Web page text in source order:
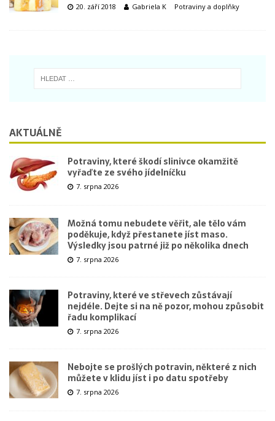
20. září 2018 Gabriela K Potraviny a doplňky
AKTUÁLNĚ
Potraviny, které škodí slinivce okamžitě
vyřaďte ze svého jídelníčku
7. srpna 2026
Možná tomu nebudete věřit, ale tělo vám
poděkuje, když přestanete jíst maso.
Výsledky jsou patrné již po několika dnech
7. srpna 2026
Potraviny, které ve střevech zůstávají
nejdéle. Dejte si na ně pozor, mohou způsobit
řadu komplikací
7. srpna 2026
Nebojte se prošlých potravin, některé z nich
můžete v klidu jíst i po datu spotřeby
7. srpna 2026